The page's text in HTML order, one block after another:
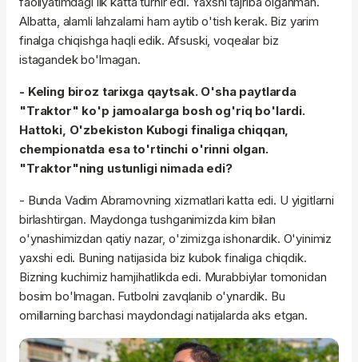
Albatta, alamli lahzalarni ham aytib o'tish kerak. Biz yarim
finalga chiqishga haqliedik. Afsuski, voqealar biz
istagandekbo'lmagan.
- Keling biroz tarixga qaytsak. O'sha paytlarda
"Traktor" ko'p jamoalarga bosh og'riq bo'lardi.
Hattoki, O'zbekiston Kubogi finaliga chiqqan,
chempionatda esa to'rtinchi o'rinni olgan.
"Traktor"ning ustunligi nimada edi?
- Bunda Vadim Abramovning xizmatlari katta edi. U yigitlarni
birlashtirgan. Maydonga tushganimizda kim bilan
o'ynashimizdan qatiy nazar, o'zimizga ishonardik. O'yinimiz
yaxshi edi. Buning natijasida biz kubok finaliga chiqdik.
Bizning kuchimiz hamjihatlikda edi. Murabbiylar tomonidan
bosim bo'lmagan. Futbolni zavqlanib o'ynardik. Bu
omillarning barchasi maydondagi natijalarda aks etgan.